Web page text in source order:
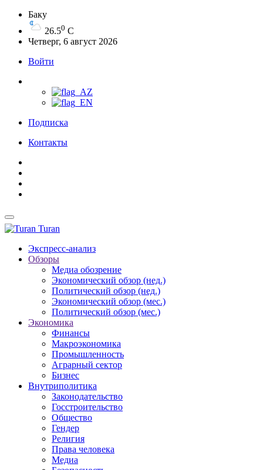
Баку
26.50 C
Четверг, 6 август 2026
Войти
Подписка
Контакты
Turan
Экспресс-анализ
Обзоры
Медиа обозрение
Экономический обзор (нед.)
Политический обзор (нед.)
Экономический обзор (мес.)
Политический обзор (мес.)
Экономика
Финансы
Макроэкономика
Промышленность
Аграрный сектор
Бизнес
Внутриполитика
Законодательство
Госстроительство
Общество
Гендер
Религия
Права человека
Медиа